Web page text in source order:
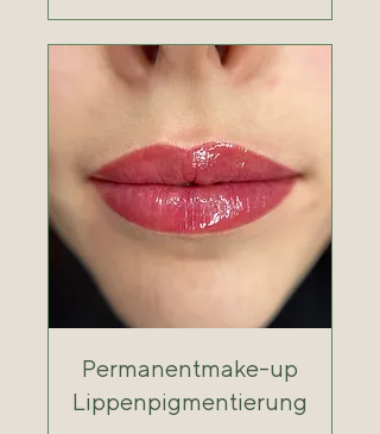
Permanentmake-up
Lippenpigmentierung